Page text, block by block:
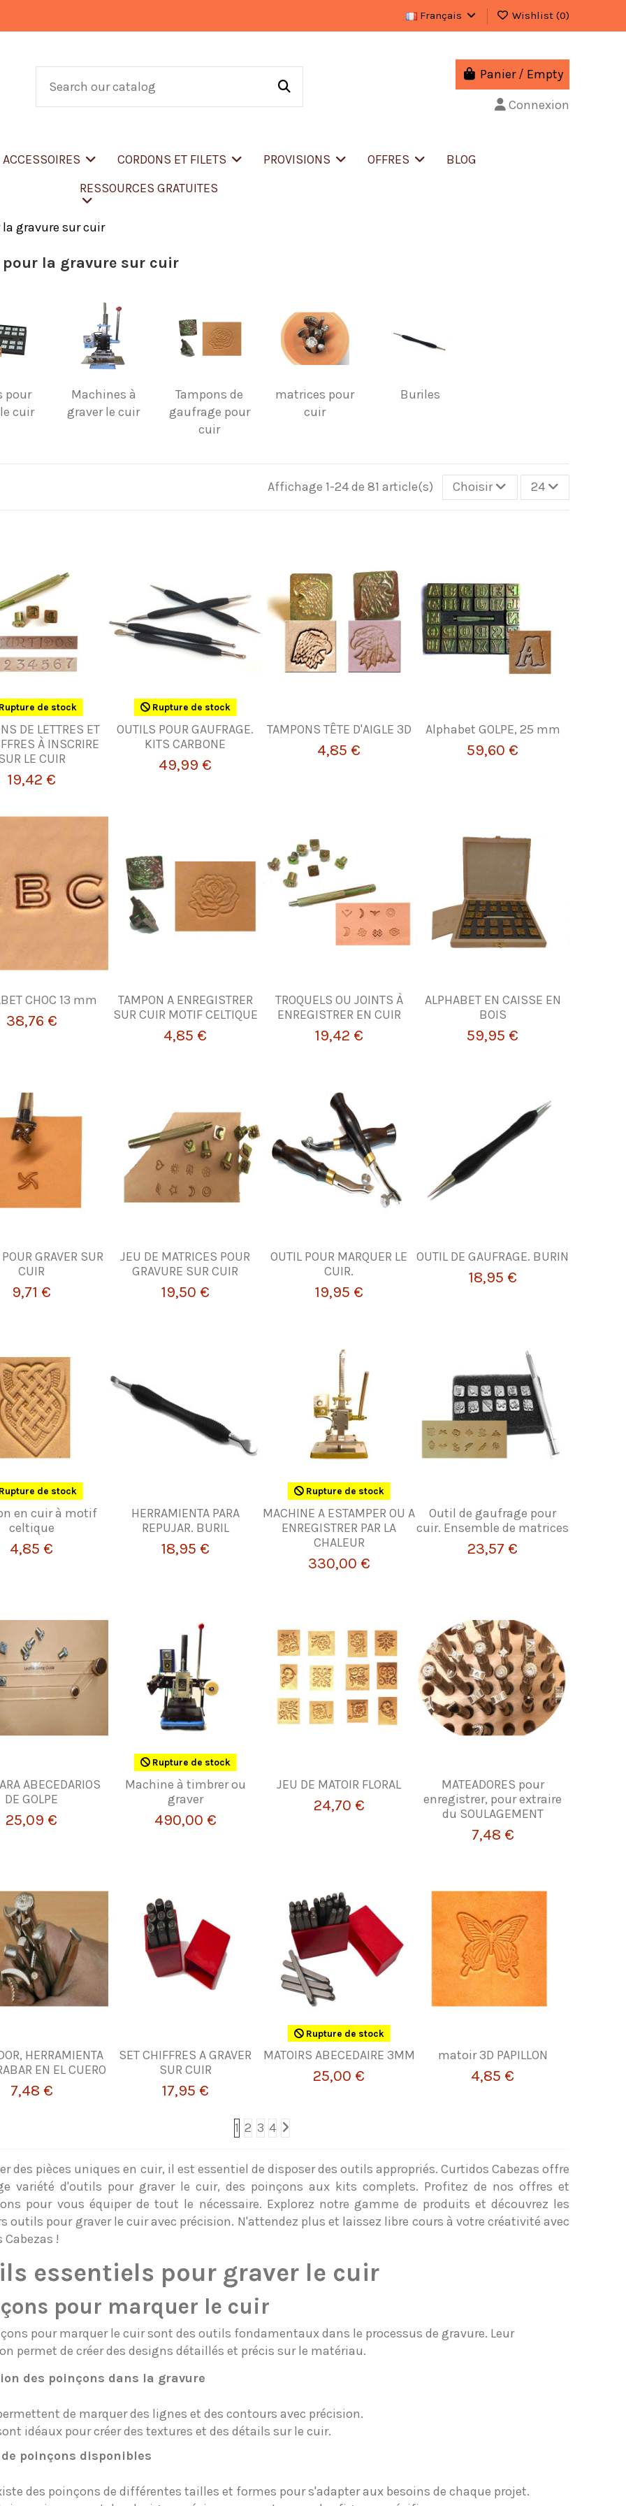
Français Wishlist (0)
Panier / Empty
Connexion
CORDONS ET FILETS PROVISIONS OFFRES
BLOG
RESSOURCES GRATUITES
gravure sur cuir
la gravure sur cuir
pour
cuir
Machines à
graver le cuir
Tampons de
gaufrage pour
cuir
matrices pour
cuir
Buriles
Affichage 1-24 de 81 article(s) Choisir 24
de stock
DE LETTRES ET
À INSCRIRE
LE CUIR
19,42 €
Rupture de stock
OUTILS POUR GAUFRAGE.
KITS CARBONE
49,99 €
TAMPONS TÊTE D'AIGLE 3D
4,85 €
Alphabet GOLPE, 25 mm
59,60 €
CHOC 13 mm
38,76 €
TAMPON A ENREGISTRER
SUR CUIR MOTIF CELTIQUE
4,85 €
TROQUELS OU JOINTS À
ENREGISTRER EN CUIR
19,42 €
ALPHABET EN CAISSE EN
BOIS
59,95 €
GRAVER SUR
CUIR
9,71 €
JEU DE MATRICES POUR
GRAVURE SUR CUIR
19,50 €
OUTIL POUR MARQUER LE
CUIR.
19,95 €
OUTIL DE GAUFRAGE. BURIN
18,95 €
de stock
en cuir à motif
celtique
4,85 €
HERRAMIENTA PARA
REPUJAR. BURIL
18,95 €
Rupture de stock
MACHINE A ESTAMPER OU A
ENREGISTRER PAR LA
CHALEUR
330,00 €
Outil de gaufrage pour
cuir. Ensemble de matrices
23,57 €
ABECEDARIOS
DE GOLPE
25,09 €
Rupture de stock
Machine à timbrer ou
graver
490,00 €
JEU DE MATOIR FLORAL
24,70 €
MATEADORES pour
enregistrer, pour extraire
du SOULAGEMENT
7,48 €
HERRAMIENTA
EN EL CUERO
7,48 €
SET CHIFFRES A GRAVER
SUR CUIR
17,95 €
Rupture de stock
MATOIRS ABECEDAIRE 3MM
25,00 €
matoir 3D PAPILLON
4,85 €
1 2 3 4
des pièces uniques en cuir, il est essentiel de disposer des outils appropriés. Curtidos Cabezas offre
variété d'outils pour graver le cuir, des poinçons aux kits complets. Profitez de nos offres et
pour vous équiper de tout le nécessaire. Explorez notre gamme de produits et découvrez les
outils pour graver le cuir avec précision. N'attendez plus et laissez libre cours à votre créativité avec
!
essentiels pour graver le cuir
pour marquer le cuir
pour marquer le cuir sont des outils fondamentaux dans le processus de gravure. Leur
permet de créer des designs détaillés et précis sur le matériau.
des poinçons dans la gravure
de marquer des lignes et des contours avec précision.
idéaux pour créer des textures et des détails sur le cuir.
poinçons disponibles
des poinçons de différentes tailles et formes pour s'adapter aux besoins de chaque projet.